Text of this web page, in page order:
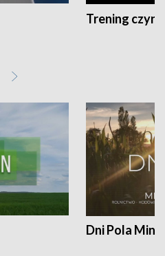
Trening czyni
Dni Pola